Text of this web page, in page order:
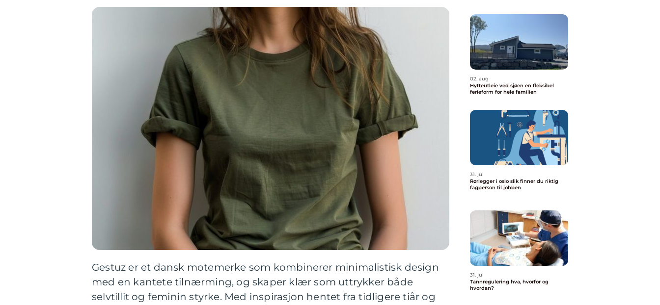
Gestuz er et dansk motemerke som kombinerer minimalistisk design
med en kantete tilnærming, og skaper klær som uttrykker både
selvtillit og feminin styrke. Med inspirasjon hentet fra tidligere tiår og
02. aug
Hytteutleie ved sjøen en fleksibel
ferieform for hele familien
31. jul
Rørlegger i oslo slik finner du riktig
fagperson til jobben
31. jul
Tannregulering hva, hvorfor og
hvordan?